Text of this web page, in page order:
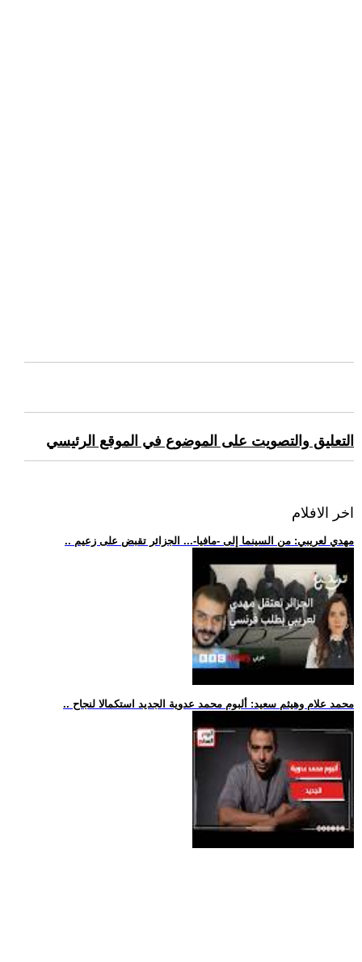
التعليق والتصويت على الموضوع في الموقع الرئيسي
اخر الافلام
.. مهدي لعريبي: من السينما إلى -مافيا-... الجزائر تقبض على زعيم
.. محمد علام وهيثم سعيد: ألبوم محمد عدوية الجديد استكمالا لنجاح